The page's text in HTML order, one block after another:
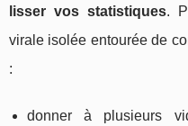
lisser vos statistiques.
virale isolée entourée de
:
donner à plusieurs